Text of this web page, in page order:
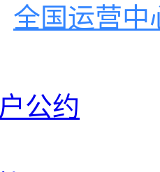
全国运营中
公约